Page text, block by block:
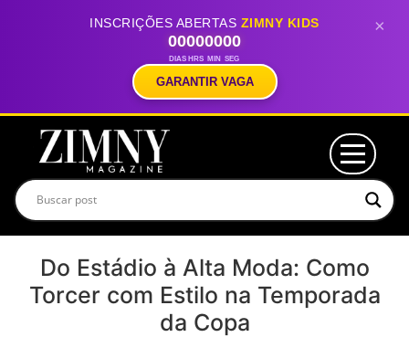
INSCRIÇÕES ABERTAS ZIMNY KIDS
00
DIAS
00
HRS
00
MIN
00
SEG
GARANTIR VAGA
×
Do Estádio à Alta Moda: Como
Torcer com Estilo na Temporada
da Copa